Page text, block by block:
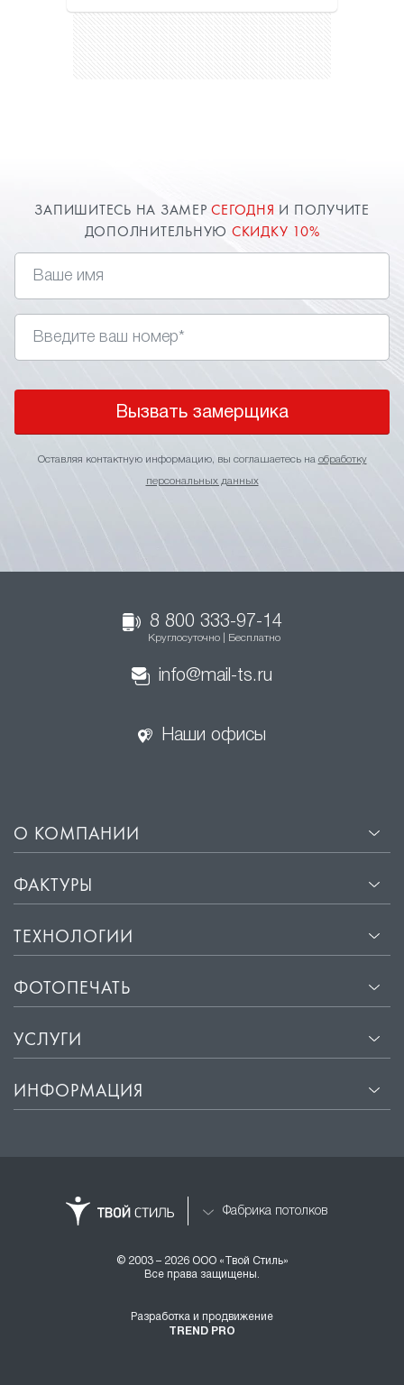
ЗАПИШИТЕСЬ НА ЗАМЕРСЕГОДНЯ И ПОЛУЧИТЕ
ДОПОЛНИТЕЛЬНУЮ СКИДКУ 10%
Вызвать замерщика
Оставляя контактную информацию, вы соглашаетесь на обработку
персональных данных
8 800 333-97-14
Круглосуточно | Бесплатно
info@mail-ts.ru
Наши офисы
О КОМПАНИИ
ФАКТУРЫ
ТЕХНОЛОГИИ
ФОТОПЕЧАТЬ
УСЛУГИ
ИНФОРМАЦИЯ
Фабрика потолков
© 2003 – 2026 ООО «Твой Стиль»
Все права защищены.
Разработка и продвижение
TREND PRO